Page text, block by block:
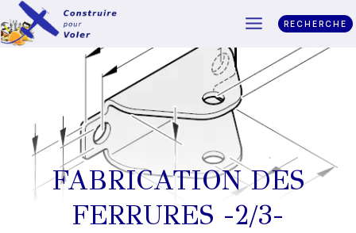
RECHERCHE
FABRICATION DES
FERRURES -2/3-